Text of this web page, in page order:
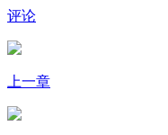
评论
上一章